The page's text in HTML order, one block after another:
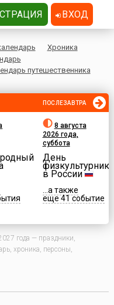
Хроника
путешественника
ПОСЛЕЗАВТРА
8 августа
2026 года,
суббота
День
физкультурника
в России
...а также
еще 41 событие
года — праздники,
хроника, персоны,
ВХОД